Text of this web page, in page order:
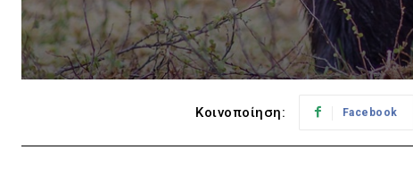
Κοινοποίηση: Facebook